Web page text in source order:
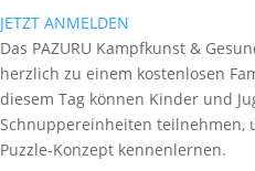
JETZT ANMELDEN
Das PAZURU Kampfkunst &
herzlich zu einem kostenlosen
diesem Tag können Kinder und
Schnuppereinheiten teilnehmen,
Puzzle-Konzept kennenlernen.